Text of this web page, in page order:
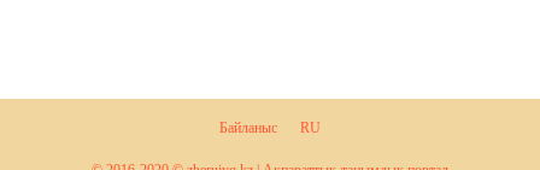
Байланыс RU